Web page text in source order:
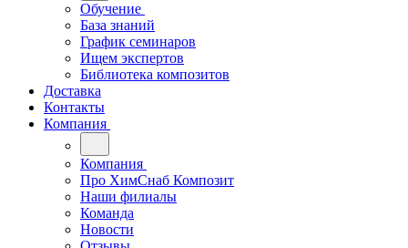
Обучение
База знаний
График семинаров
Ищем экспертов
Библиотека композитов
Доставка
Контакты
Компания
Компания
Про ХимСнаб Композит
Наши филиалы
Команда
Новости